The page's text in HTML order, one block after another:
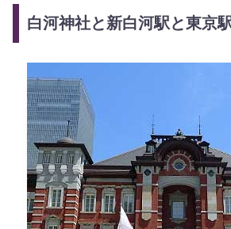
白河神社と新白河駅と東京